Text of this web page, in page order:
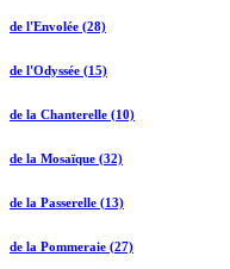
de l'Envolée (28)
de l'Odyssée (15)
de la Chanterelle (10)
de la Mosaïque (32)
de la Passerelle (13)
de la Pommeraie (27)